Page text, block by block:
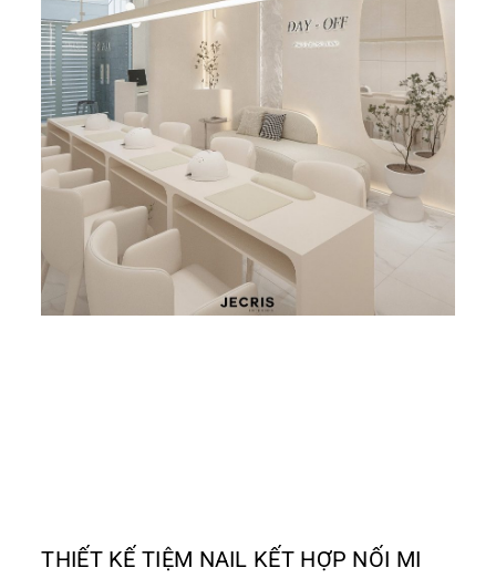
THIẾT KẾ TIỆM NAIL KẾT HỢP NỐI MI